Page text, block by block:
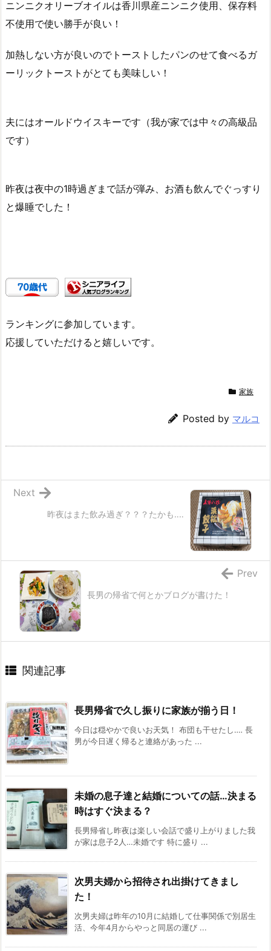
ニンニクオリーブオイルは香川県産ニンニク使用、保存料
不使用で使い勝手が良い！
加熱しない方が良いのでトーストしたパンのせて食べるガ
ーリックトーストがとても美味しい！
夫にはオールドウイスキーです（我が家では中々の高級品
です）
昨夜は夜中の1時過ぎまで話が弾み、お酒も飲んでぐっすり
と爆睡でした！
ランキングに参加しています。
応援していただけると嬉しいです。
家族
Posted by マルコ
昨夜はまた飲み過ぎ？？？たかも‥‥
Next
長男の帰省で何とかブログが書けた！
Prev
関連記事
長男帰省で久し振りに家族が揃う日！
今日は穏やかで良いお天気！ 布団も干せたし‥‥ 長
男が今日遅く帰ると連絡があった ...
未婚の息子達と結婚についての話…決まる
時はすぐ決まる？
長男帰省し昨夜は楽しい会話で盛り上がりました我
が家は息子2人…未婚です 特に盛り ...
次男夫婦から招待され出掛けてきまし
た！
次男夫婦は昨年の10月に結婚して仕事関係で別居生
活、今年4月からやっと同居の運び ...